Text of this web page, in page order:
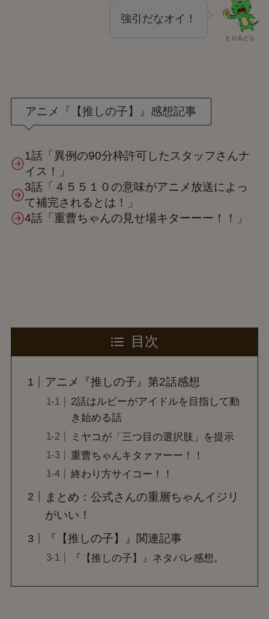
とりみどら
強引だなオイ！
アニメ『【推しの子】』感想記事
1話「異例の90分枠許可したスタッフさんナ
イス！」
3話「４５５１０の意味がアニメ放送によっ
て補完されるとは！」
4話「重曹ちゃんの見せ場キターーー！！」
目次
アニメ『推しの子』第2話感想
2話はルビーがアイドルを目指して動
き始める話
ミヤコが「三つ目の選択肢」を提示
重曹ちゃんキタァァーー！！
終わり方サイコー！！
まとめ：公式さんの重層ちゃんイジリ
がいい！
『【推しの子】』関連記事
『【推しの子】』ネタバレ感想。